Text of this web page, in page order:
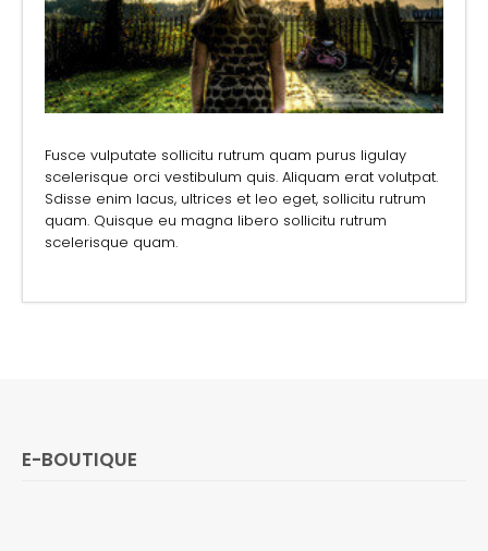
Fusce vulputate sollicitu rutrum quam purus ligulay
scelerisque orci vestibulum quis. Aliquam erat volutpat.
Sdisse enim lacus, ultrices et leo eget, sollicitu rutrum
quam. Quisque eu magna libero sollicitu rutrum
scelerisque quam.
E-BOUTIQUE